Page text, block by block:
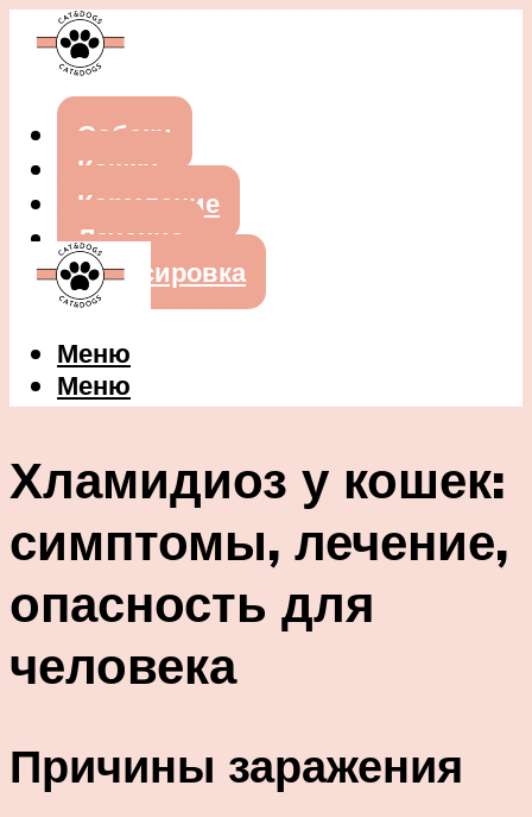
Собаки
Кошки
Кормление
Лечение
Дрессировка
Меню
Меню
Хламидиоз у кошек:
симптомы, лечение,
опасность для
человека
Причины заражения